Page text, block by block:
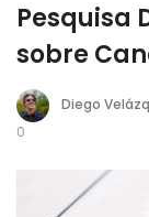
Pesquisa
sobre
Diego
0